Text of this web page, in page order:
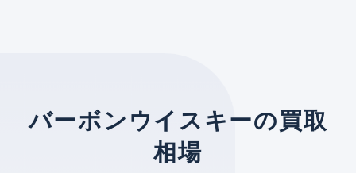
バーボンウイスキーの買取
相場